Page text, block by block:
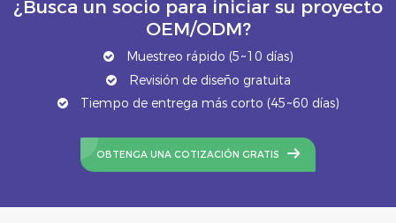
¿Busca un socio para iniciar su proyecto
OEM/ODM?
Muestreo rápido (5~10 días)
Revisión de diseño gratuita
Tiempo de entrega más corto (45~60 días)
OBTENGA UNA COTIZACIÓN GRATIS